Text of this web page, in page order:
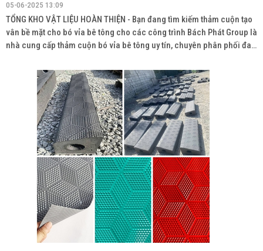
05-06-2025 13:09
TỔNG KHO VẬT LIỆU HOÀN THIỆN - Bạn đang tìm kiếm thảm cuộn tạo
vân bề mặt cho bó vỉa bê tông cho các công trình Bách Phát Group là
nhà cung cấp thảm cuộn bó vỉa bê tông uy tín, chuyên phân phối đa
toàn quốc.